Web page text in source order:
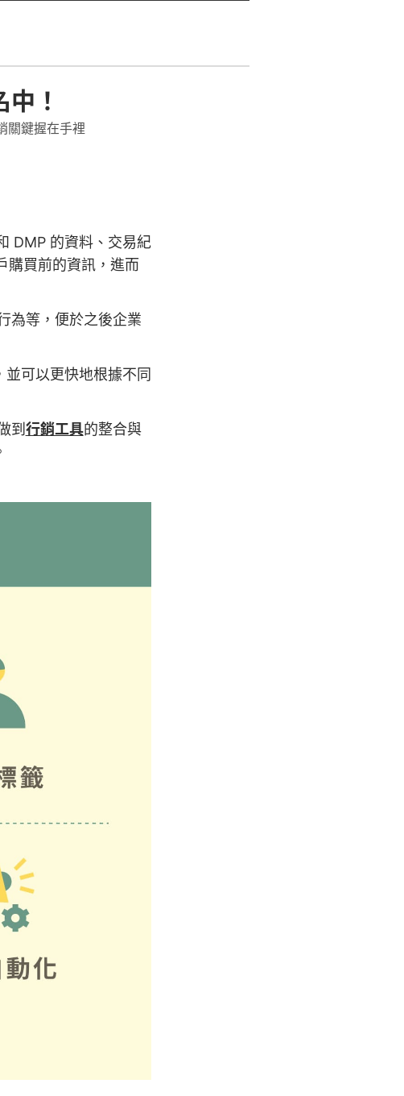
！
關鍵握在手裡
DMP 的資料、交易紀
購買前的資訊，進而
為等，便於之後企業
可以更快地根據不同
到 行銷工具的整合與